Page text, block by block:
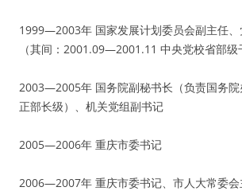
1999—2003年 国家发展计划委员会副主任、
（其间：2001.09—2001.11 中央党校省部级
2003—2005年 国务院副秘书长（负责国务院
正部长级）、机关党组副书记
2005—2006年 重庆市委书记
2006—2007年 重庆市委书记、市人大常委会